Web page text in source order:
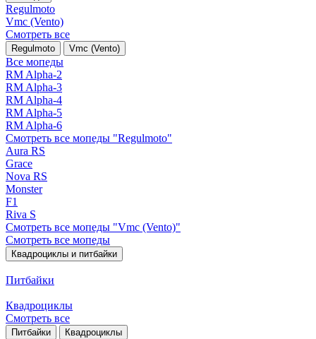
Regulmoto
Vmc (Vento)
Смотреть все
Regulmoto Vmc (Vento)
Все мопеды
RM Alpha-2
RM Alpha-3
RM Alpha-4
RM Alpha-5
RM Alpha-6
Смотреть все мопеды "Regulmoto"
Aura RS
Grace
Nova RS
Monster
F1
Riva S
Смотреть все мопеды "Vmc (Vento)"
Смотреть все мопеды
Квадроциклы и питбайки
Питбайки
Квадроциклы
Смотреть все
Питбайки Квадроциклы